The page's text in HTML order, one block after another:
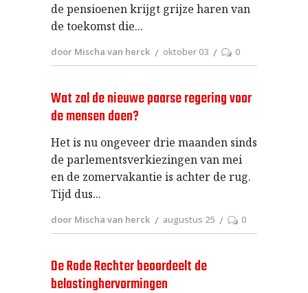
de pensioenen krijgt grijze haren van
de toekomst die
door Mischa van herck oktober 03 0
Wat zal de nieuwe paarse regering voor
de mensen doen?
Het is nu ongeveer drie maanden sinds
de parlementsverkiezingen van mei
en de zomervakantie is achter de rug.
Tijd dus
door Mischa van herck augustus 25 0
De Rode Rechter beoordeelt de
belastinghervormingen